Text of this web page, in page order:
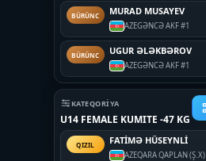
BÜRÜNC MURAD MUSAYEV
AZEGƏNCƏ AKF #1
BÜRÜNC UGUR ƏLƏKBƏROV
AZEGƏNCƏ AKF #1
KATEQORIYA
U14 FEMALE KUMITE -47 KG
QIZIL FATİMƏ HÜSEYNLİ
AZEQARA QAPLAN (Ş.X)